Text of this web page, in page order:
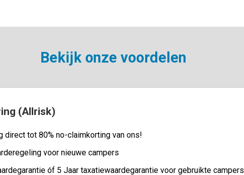
Bekijk onze voordelen
(Allrisk)
direct tot 80% no-claimkorting van ons!
voor nieuwe campers
óf 5 Jaar taxatiewaardegarantie voor gebruikte campers